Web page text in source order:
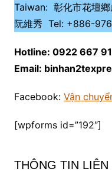
Taiwan: 彰化市花壇
阮維秀 Tel: +886-
Hotline: 0922 667
Email:
Facebook: Vận
[wpforms id=”192″]
THÔNG TIN LIÊN